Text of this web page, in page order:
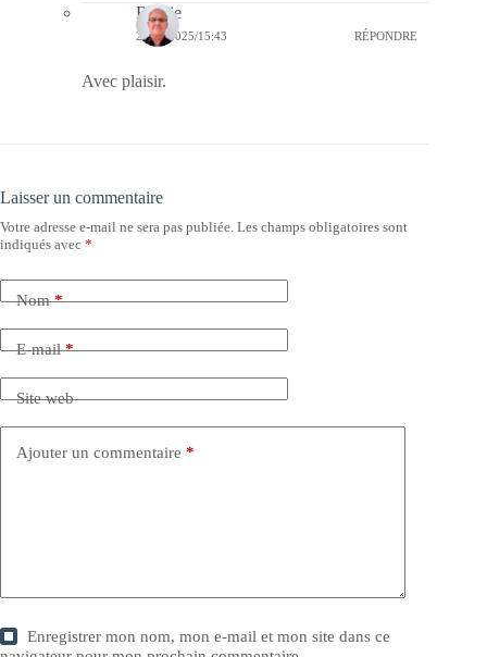
Bernie
26/02/2025/15:43 RÉPONDRE
Avec plaisir.
Laisser un commentaire
Votre adresse e-mail ne sera pas publiée. Les champs obligatoires sont
indiqués avec *
Nom*
E-mail*
Site web
Ajouter un commentaire *
Enregistrer mon nom, mon e-mail et mon site dans ce